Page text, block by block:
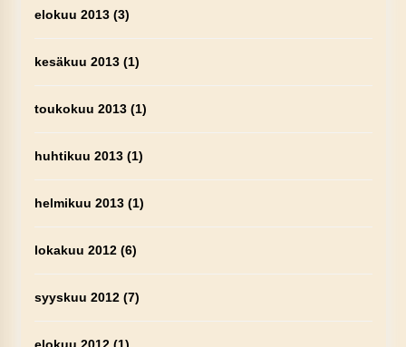
elokuu 2013(3)
kesäkuu 2013(1)
toukokuu 2013(1)
huhtikuu 2013(1)
helmikuu 2013(1)
lokakuu 2012(6)
syyskuu 2012(7)